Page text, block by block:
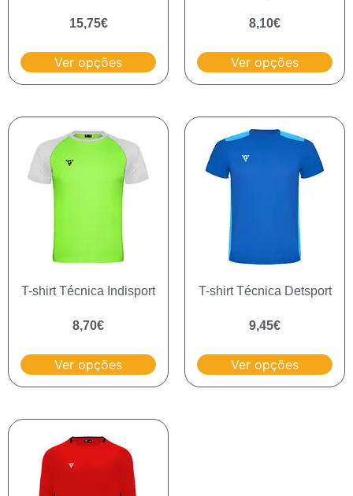
15,75€
Ver opções
8,10€
Ver opções
T-shirt Técnica Indisport
8,70€
Ver opções
T-shirt Técnica Detsport
9,45€
Ver opções